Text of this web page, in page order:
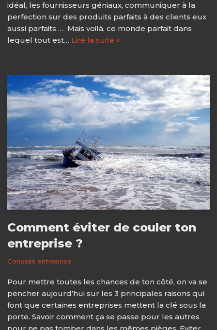
idéal, les fournisseurs géniaux, communiquer à la
perfection sur des produits parfaits à des clients eux
aussi parfaits … Mais voilà, ce monde parfait dans
lequel tout est… Lire la suite »
Comment éviter de couler ton
entreprise ?
Conseils entreprise
Pour mettre toutes les chances de ton côté, on va se
pencher aujourd’hui sur les 3 principales raisons qui
font que certaines entreprises mettent la clé sous la
porte. Savoir comment ça se passe pour les autres